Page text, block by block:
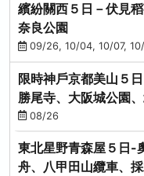
繽紛關西５日－伏見
奈良公園
09/26, 10/04, 10/07,
限時神戶京都美山５
勝尾寺、大阪城公園
08/26
東北星野青森屋５日-
舟、八甲田山纜車、